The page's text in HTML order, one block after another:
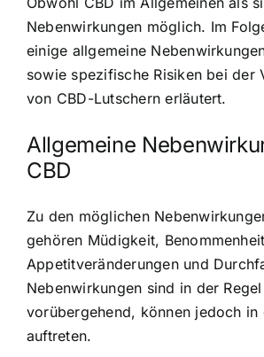
Nebenwirkungen möglich. Im
einige allgemeine
sowie spezifische Risiken bei der
von CBD-Lutschern erläutert.
Allgemeine
CBD
Zu den möglichen
gehören Müdigkeit,
Appetitveränderungen und
Nebenwirkungen sind in der
vorübergehend, können jedoch in
auftreten.